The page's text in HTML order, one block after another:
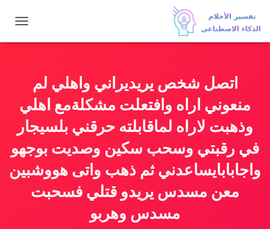
ب
ت
ق
اتصل شخص يريديراني واهلي لم
منعوني اراه وافتعلت مشكلةمع اهلي
وذهبت لاراه لماقابلته حرقني بلسيجار
في رقبتي وسحب سكين وصديت بوجهو
واجابابايساعدني ثم ذهب واتى هووشبين
معن مسدس يريدو قتلي فسحبت
مسدس وهربو